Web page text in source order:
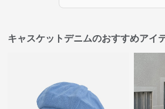
キャスケットデニムのおすすめアイ